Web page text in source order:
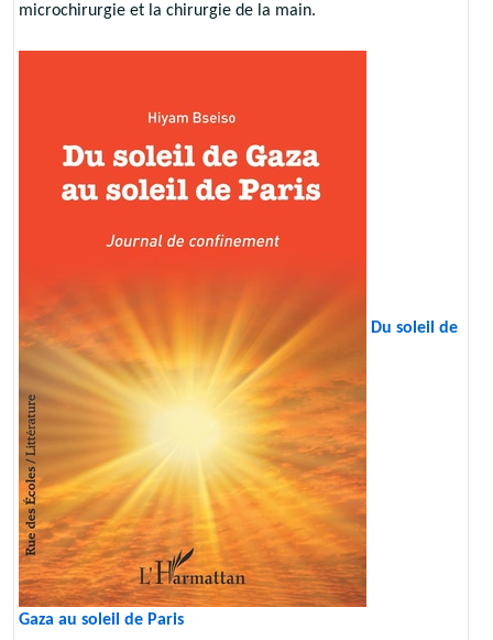
microchirurgie et la chirurgie de la main.
Du soleil de
Gaza au soleil de Paris